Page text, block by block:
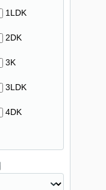
1LDK
2DK
3K
3LDK
4DK